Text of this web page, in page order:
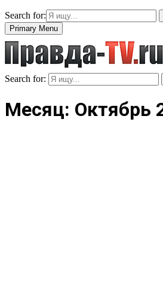
Search for:
Primary Menu
Search for:
Месяц: Октябрь